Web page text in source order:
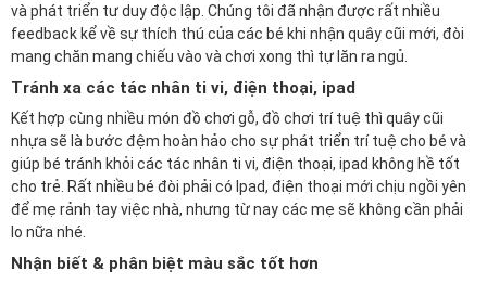
và phát triển tư duy độc lập. Chúng tôi đã nhận được rất nhiều
feedback kể về sự thích thú của các bé khi nhận quây cũi mới, đòi
mang chăn mang chiếu vào và chơi xong thì tự lăn ra ngủ.
Tránh xa các tác nhân ti vi, điện thoại, ipad
Kết hợp cùng nhiều món đồ chơi gỗ, đồ chơi trí tuệ thì quây cũi
nhựa sẽ là bước đệm hoàn hảo cho sự phát triển trí tuệ cho bé và
giúp bé tránh khỏi các tác nhân ti vi, điện thoại, ipad không hề tốt
cho trẻ. Rất nhiều bé đòi phải có Ipad, điện thoại mới chịu ngồi yên
để mẹ rảnh tay việc nhà, nhưng từ nay các mẹ sẽ không cần phải
lo nữa nhé.
Nhận biết & phân biệt màu sắc tốt hơn